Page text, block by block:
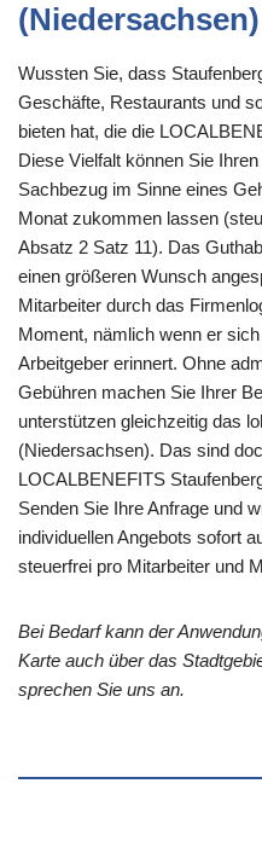
(Niedersachsen)
Wussten Sie, dass
Geschäfte, Restaurants und
bieten hat, die die
Diese Vielfalt können Sie
Sachbezug im Sinne eines
Monat zukommen lassen
Absatz 2 Satz 11). Das
einen größeren Wunsch
Mitarbeiter durch das
Moment, nämlich wenn er
Arbeitgeber erinnert. Ohne
Gebühren machen Sie Ihrer
unterstützen gleichzeitig das
(Niedersachsen). Das sind
LOCALBENEFITS
Senden Sie Ihre Anfrage und
individuellen Angebots sofort
steuerfrei pro Mitarbeiter und
Bei Bedarf kann der
Karte auch über das
sprechen Sie uns an.